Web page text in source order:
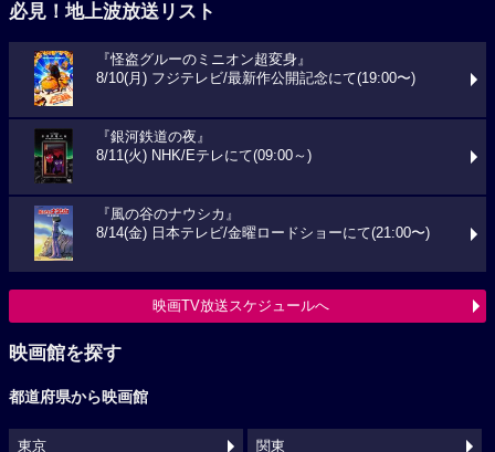
必見！地上波放送リスト
『怪盗グルーのミニオン超変身』
8/10(月) フジテレビ/最新作公開記念にて(19:00〜)
『銀河鉄道の夜』
8/11(火) NHK/Eテレにて(09:00～)
『風の谷のナウシカ』
8/14(金) 日本テレビ/金曜ロードショーにて(21:00〜)
映画TV放送スケジュールへ
映画館を探す
都道府県から映画館
東京 関東